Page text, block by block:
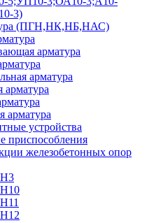
3)
(ПГН,НК,НБ,НАС)
арматура
арматура
арматура
арматура
устройства
приспособления
железобетонных опор